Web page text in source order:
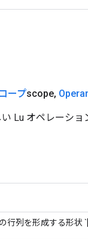
ープscope,
Lu オペレーシ
行列を形成する形状